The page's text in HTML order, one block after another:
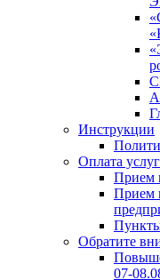
Инструкции
Оплата услуг
Прием
Прием
Обратите
07-